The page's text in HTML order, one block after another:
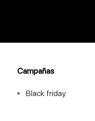
Campañas
Black friday